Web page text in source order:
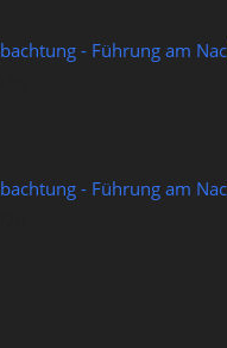
- Führung am
- Führung am